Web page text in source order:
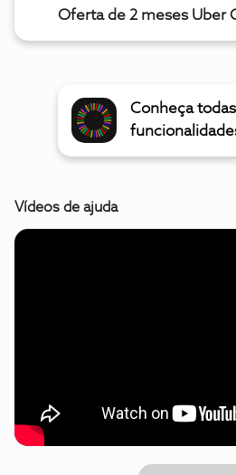
Oferta de 2 meses Uber
Conheça
Vídeos de ajuda